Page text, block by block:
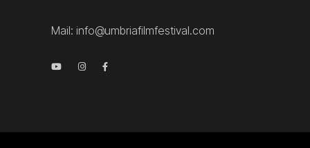
Mail: info@umbriafilmfestival.com